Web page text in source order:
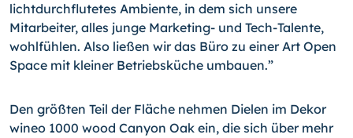
lichtdurchflutetes Ambiente, in dem sich unsere
Mitarbeiter, alles junge Marketing- und Tech-Talente,
wohlfühlen. Also ließen wir das Büro zu einer Art Open
Space mit kleiner Betriebsküche umbauen.”
Den größten Teil der Fläche nehmen Dielen im Dekor
wineo 1000 wood Canyon Oak ein, die sich über mehr